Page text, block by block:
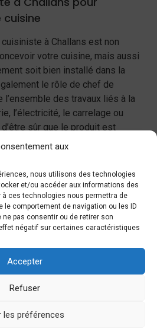
aux
nous utilisons des technologies
et/ou accéder aux informations des
à ces technologies nous permettra de
le comportement de navigation ou les ID
pas consentir ou de retirer son
négatif sur certaines caractéristiques
Accepter
Refuser
les préférences
à Challans est non
votre cuisine, mais aussi
soit bien installé dans la
le rôle de chef de
l’ensemble des travaux liés à la
l’électricité, le carrelage ou
sûr que le produit est
que ce soit directement le
dans votre maison. Grâce à
et Snaidero, vous allez
cuisine avec un bon rapport
étapes
de votre projet